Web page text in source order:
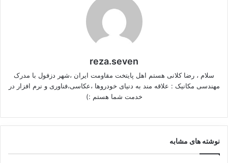
reza.seven
سلام ، رضا کلانی هستم اهل پایتخت مقاومت ایران ،شهر دزفول با مدرک
مهندسی مکانیک : علاقه مند به دنیای خودروها ،عکاسی،فناوری و نرم افزار در
خدمت شما هستم :)
نوشته های مشابه